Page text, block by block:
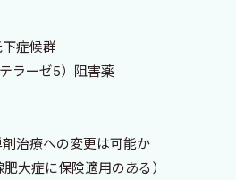
択，適応，用法・用量，投与時・投
目でわかるように記載されており，
リティを備え，臨床医にとって有用な
い排尿障害，泌尿器科腫瘍，尿
私が排尿障害，西山博之先生が泌尿
路・性器感染症の編集を行い，第一
症候群
ラーゼ5）阻害薬
治療への変更は可能か
大症に保険適用のある）